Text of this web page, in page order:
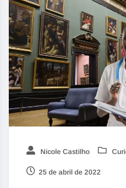
Nicole Castilho
25 de abril de 2022